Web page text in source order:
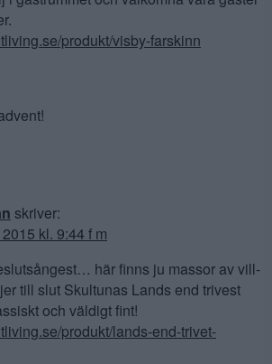
produkt/visby-farskinn
skriver:
kl. 9:44 f m
här finns ju massor av vill-
till slut Skultunas Lands end trivest
och väldigt fint!
produkt/lands-end-trivet-